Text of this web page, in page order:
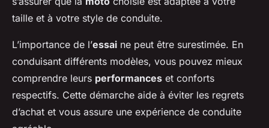
taille et à votre style de conduite.
L’importance de l’essai ne peut être surestimée. En
conduisant différents modèles, vous pouvez mieux
comprendre leurs performances et conforts
respectifs. Cette démarche aide à éviter les regrets
d’achat et vous assure une expérience de conduite